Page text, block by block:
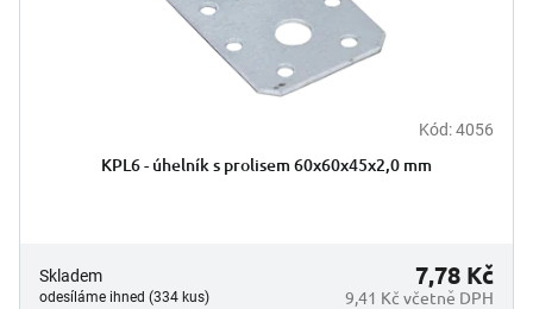
Kód:4056
KPL6 - úhelník s prolisem 60x60x45x2,0 mm
Skladem
odesíláme ihned (334 kus) 9,41 Kč včetně DPH
7,78 Kč